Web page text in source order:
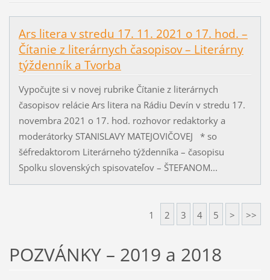
Ars litera v stredu 17. 11. 2021 o 17. hod. –
Čítanie z literárnych časopisov – Literárny
týždenník a Tvorba
Vypočujte si v novej rubrike Čítanie z literárnych
časopisov relácie Ars litera na Rádiu Devín v stredu 17.
novembra 2021 o 17. hod. rozhovor redaktorky a
moderátorky STANISLAVY MATEJOVIČOVEJ * so
šéfredaktorom Literárneho týždenníka – časopisu
Spolku slovenských spisovateľov – ŠTEFANOM...
1 2 3 4 5 > >>
POZVÁNKY – 2019 a 2018